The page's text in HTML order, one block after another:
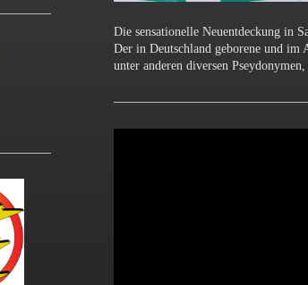
Die sensationelle Neuentdeckung in
Der in Deutschland geborene und im
unter anderen diversen